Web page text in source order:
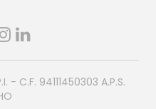
- C.F. 94111450303 A.P.S.